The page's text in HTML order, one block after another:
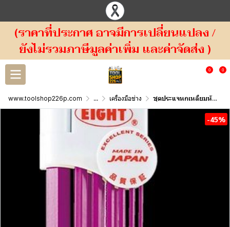
(ราคาที่ประกาศ อาจมีการเปลี่ยนแปลง /
ยังไม่รวมภาษีมูลค่าเพิ่ม และค่าจัดส่ง )
0 0
www.toolshop226p.com ... เครื่องมือช่าง ชุดประแจหกเหลี่ยมหัวบอล ตัวแอล 9ตัวชุด 1.5-10mm. TLC-S9N EIHGT
-45%